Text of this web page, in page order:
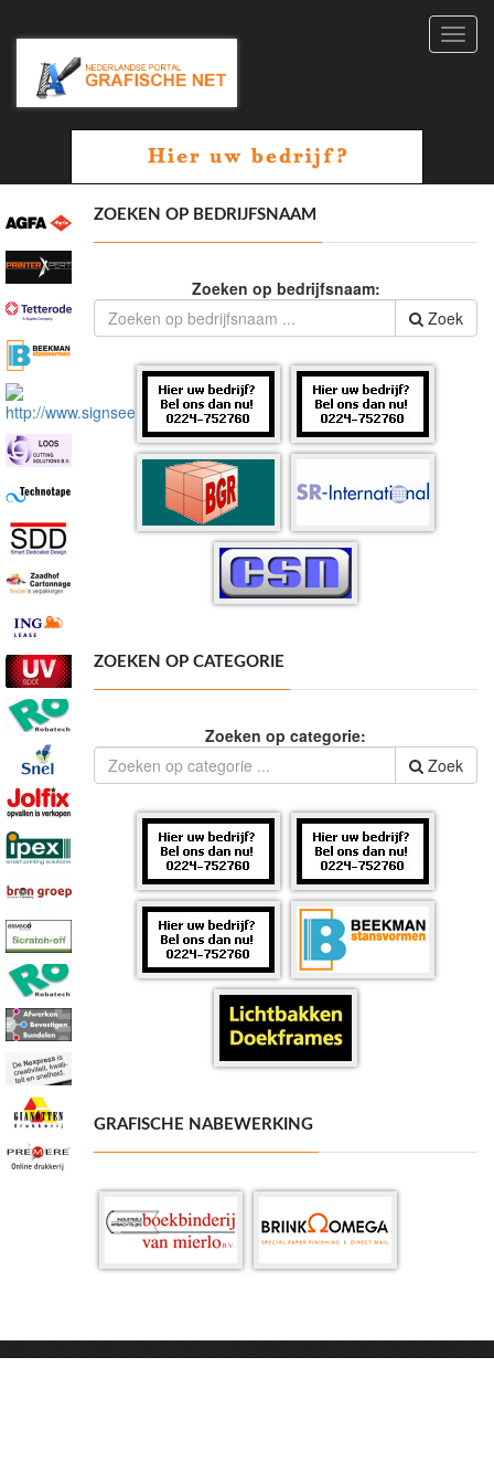
ZOEKEN OP BEDRIJFSNAAM
Zoeken op bedrijfsnaam:
Zoek
ZOEKEN OP CATEGORIE
Zoeken op categorie:
Zoek
GRAFISCHE NABEWERKING